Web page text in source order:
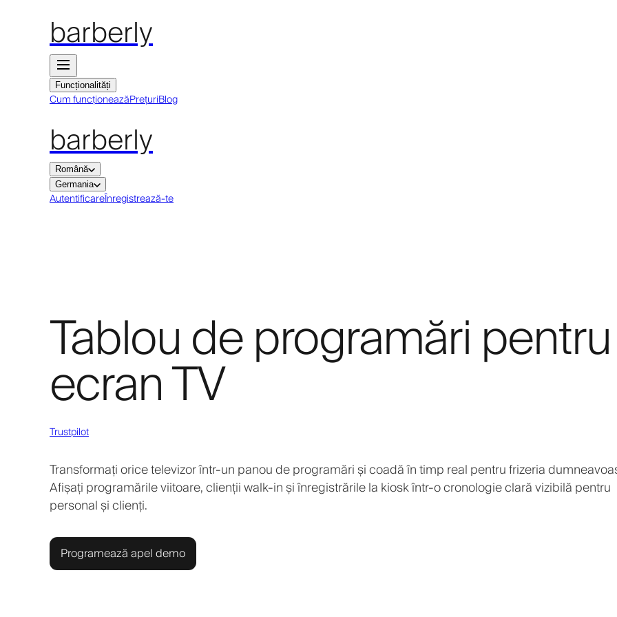
barberly
Funcționalități
Cum funcționeazăPrețuriBlog
barberly
Română
Germania
AutentificareÎnregistrează-te
Tablou de programări pentru
ecran TV
Trustpilot
Transformați orice televizor într-un panou de programări și coadă în timp real pentru frizeria
Afișați programările viitoare, clienții walk-in și înregistrările la kiosk într-o cronologie clară vizibilă pentru
personal și clienți.
Programează apel demo